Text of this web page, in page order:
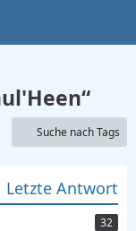
Suche nach Tags
Letzte Antwort
32